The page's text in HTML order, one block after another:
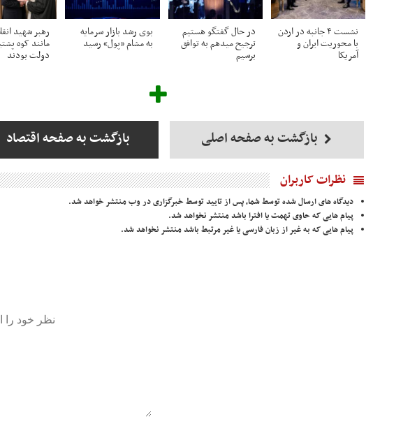
نشست ۴ جانبه در اردن
با محوریت ایران و
آمریکا
در حال گفتگو هستیم
ترجیح میدهم به توافق
برسیم
بوی رشد بازار سرمایه
به مشام «پول» رسید
رهبر شهید
مانند کوه
دولت بودند
بازگشت به صفحه اصلی بازگشت به صفحه اقتصاد
نظرات کاربران
دیدگاه های ارسال شده توسط شما، پس از تایید توسط خبرگزاری در وب منتشر خواهد شد.
پیام هایی که حاوی تهمت یا افترا باشد منتشر نخواهد شد.
پیام هایی که به غیر از زبان فارسی یا غیر مرتبط باشد منتشر نخواهد شد.